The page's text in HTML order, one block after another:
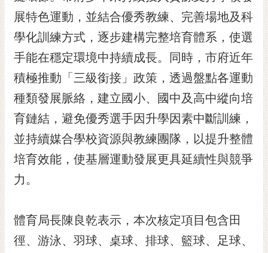
導
覽
訂
閱
RSS
訂
閱
電
子
報
市
箱
English
展特色運動，並結合優秀教練、完善場地及科
學化訓練方式，逐步建構完整培育體系，使選
手能在穩定環境中持續成長。同時，市府近年
積極推動「三級銜接」政策，透過盤點各運動
種類發展脈絡，建立國小、國中及高中縱向培
育鏈結，避免優秀選手因升學因素中斷訓練，
並持續媒合學校資源與教練團隊，以提升整體
培育效能，使基層運動發展更具延續性與競爭
力。
體育局長陳良乾表示，本次核定項目包含田
徑、游泳、羽球、桌球、排球、籃球、足球、